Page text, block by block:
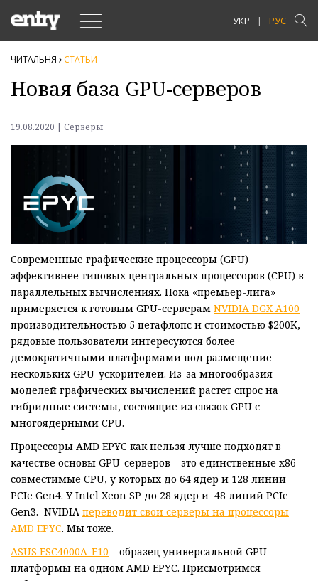
Toggle
navigation УКР РУС
ЧИТАЛЬНЯ СТАТЬИ
Новая база GPU-серверов
19.08.2020 | Серверы
Современные графические процессоры (GPU)
эффективнее типовых центральных процессоров (CPU) в
параллельных вычислениях. Пока «премьер-лига»
примеряется к готовым GPU-серверам NVIDIA DGX A100
производительностью 5 петафлопс и стоимостью $200K,
рядовые пользователи интересуются более
демократичными платформами под размещение
нескольких GPU-ускорителей. Из-за многообразия
моделей графических вычислений растет спрос на
гибридные системы, состоящие из связок GPU с
многоядерными CPU.
Процессоры AMD EPYC как нельзя лучше подходят в
качестве основы GPU-серверов – это единственные x86-
совместимые CPU, у которых до 64 ядер и 128 линий
PCIe Gen4. У Intel Xeon SP до 28 ядер и 48 линий PCIe
Gen3. NVIDIA переводит свои серверы на процессоры
AMD EPYC. Мы тоже.
ASUS ESC4000A-E10 – образец универсальной GPU-
платформы на одном AMD EPYC. Присмотримся